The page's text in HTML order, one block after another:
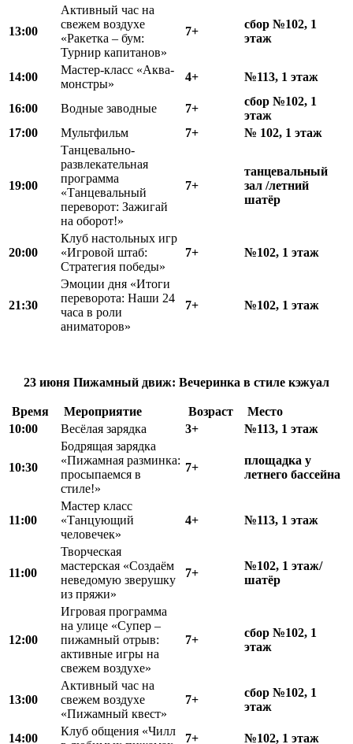
13:00
Активный час на
свежем воздухе
«Ракетка – бум:
Турнир капитанов»
7+
сбор №102, 1
этаж
14:00
Мастер-класс «Аква-
монстры»
4+ №113, 1 этаж
16:00 Водные заводные 7+
сбор №102, 1
этаж
17:00
Мультфильм 7+ № 102, 1 этаж
19:00
Танцевально-
развлекательная
программа
«Танцевальный
переворот: Зажигай
на оборот!»
7+
танцевальный
зал /летний
шатёр
20:00
Клуб настольных игр
«Игровой штаб:
Стратегия победы»
7+ №102, 1 этаж
21:30
Эмоции дня «Итоги
переворота: Наши 24
часа в роли
аниматоров»
7+ №102, 1 этаж
23 июня Пижамный движ: Вечеринка в стиле кэжуал
Время Мероприятие Возраст
Место
10:00
Весёлая зарядка 3+ №113, 1 этаж
10:30
Бодрящая зарядка
«Пижамная разминка:
просыпаемся в
стиле!»
7+
площадка у
летнего бассейна
11:00
Мастер класс
«Танцующий
человечек»
4+ №113, 1 этаж
11:00
Творческая
мастерская «Создаём
неведомую зверушку
из пряжи»
7+
№102, 1 этаж/
шатёр
12:00
Игровая программа
на улице «Супер –
пижамный отрыв:
активные игры на
свежем воздухе»
7+
сбор №102, 1
этаж
13:00
Активный час на
свежем воздухе
«Пижамный квест»
7+
сбор №102, 1
этаж
14:00
Клуб общения «Чилл
7+ №102, 1 этаж